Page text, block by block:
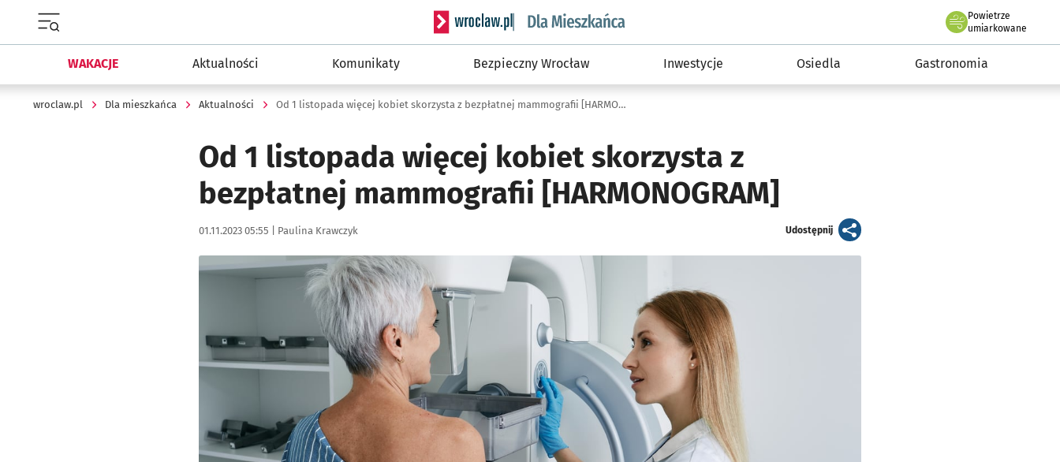
Serwis informacyjny wroclaw.pl podserwis: Dla mieszkańca
Powietrze
we Wrocławiu
umiarkowane
WAKACJE Aktualności Komunikaty Bezpieczny Wrocław Inwestycje Osiedla Gastronomia
wroclaw.pl Dla mieszkańca Aktualności Od 1 listopada więcej kobiet skorzysta z bezpłatnej mammografii [HARMONOGRAM]
Od 1 listopada więcej kobiet skorzysta z
bezpłatnej mammografii [HARMONOGRAM]
Data publikacji:
01.11.2023 05:55 | Autor:
Paulina Krawczyk Udostępnijartykuł
Kliknij, aby powiększyć